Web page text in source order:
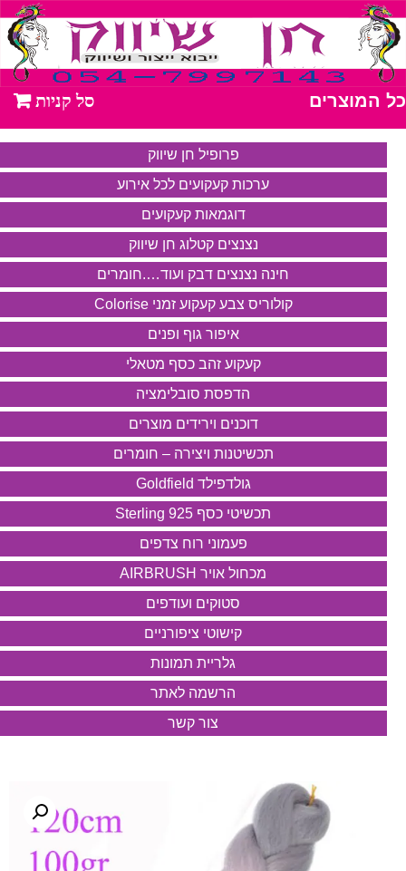
כל המוצרים
פרופיל חן שיווק
ערכות קעקועים לכל אירוע
דוגמאות קעקועים
נצנצים קטלוג חן שיווק
חינה נצנצים דבק ועוד….חומרים
קולוריס צבע קעקוע זמני Colorise
איפור גוף ופנים
קעקוע זהב כסף מטאלי
הדפסת סובלימציה
דוכנים וירידים מוצרים
תכשיטנות ויצירה – חומרים
גולדפילד Goldfield
תכשיטי כסף 925 Sterling
פעמוני רוח צדפים
מכחול אויר AIRBRUSH
סטוקים ועודפים
קישוטי ציפורניים
גלריית תמונות
הרשמה לאתר
צור קשר